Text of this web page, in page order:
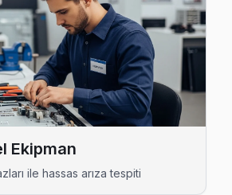
TV Servis Hizmet Bölgesi
gelen Telefunken TV tamir servisi
Ekipman
ile hassas arıza tespiti